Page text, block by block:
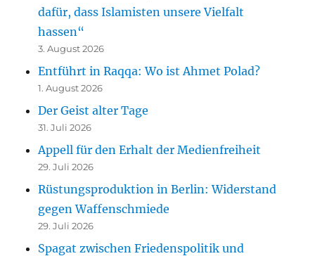
dafür, dass Islamisten unsere Vielfalt
hassen“
3. August 2026
Entführt in Raqqa: Wo ist Ahmet Polad?
1. August 2026
Der Geist alter Tage
31. Juli 2026
Appell für den Erhalt der Medienfreiheit
29. Juli 2026
Rüstungsproduktion in Berlin: Widerstand
gegen Waffenschmiede
29. Juli 2026
Spagat zwischen Friedenspolitik und